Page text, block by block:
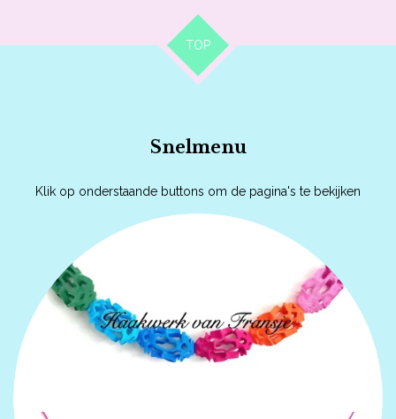
TOP
Snelmenu
Klik op onderstaande buttons om de pagina's te bekijken